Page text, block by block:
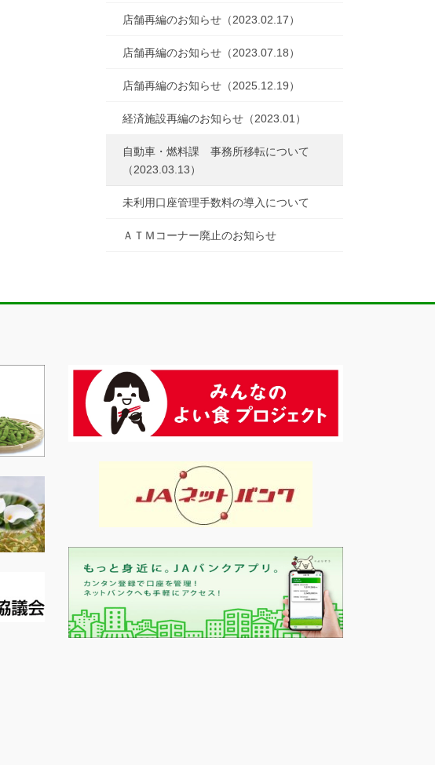
店舗再編のお知らせ（2023.02.17）
店舗再編のお知らせ（2023.07.18）
店舗再編のお知らせ（2025.12.19）
経済施設再編のお知らせ（2023.01）
自動車・燃料課 事務所移転について
（2023.03.13）
未利用口座管理手数料の導入について
ＡＴＭコーナー廃止のお知らせ